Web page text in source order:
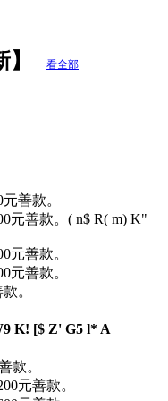
】 看全部
善款。
元善款。 ( n$ R( m) K"
元善款。
元善款。
。
K! [$ Z' G5 l* A
款。
元善款。